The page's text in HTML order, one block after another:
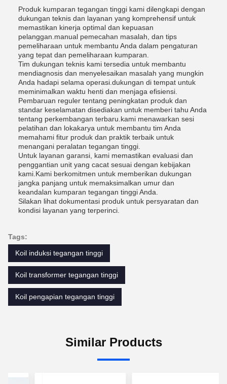
Produk kumparan tegangan tinggi kami dilengkapi dengan
dukungan teknis dan layanan yang komprehensif untuk
memastikan kinerja optimal dan kepuasan
pelanggan.manual pemecahan masalah, dan tips
pemeliharaan untuk membantu Anda dalam pengaturan
yang tepat dan pemeliharaan kumparan.
Tim dukungan teknis kami tersedia untuk membantu
mendiagnosis dan menyelesaikan masalah yang mungkin
Anda hadapi selama operasi.dukungan di tempat untuk
meminimalkan waktu henti dan menjaga efisiensi.
Pembaruan reguler tentang peningkatan produk dan
standar keselamatan disediakan untuk memberi tahu Anda
tentang perkembangan terbaru.kami menawarkan sesi
pelatihan dan lokakarya untuk membantu tim Anda
memahami fitur produk dan praktik terbaik untuk
menangani peralatan tegangan tinggi.
Untuk layanan garansi, kami memastikan evaluasi dan
penggantian unit yang cacat sesuai dengan kebijakan
kami.Kami berkomitmen untuk memberikan dukungan
jangka panjang untuk memaksimalkan umur dan
keandalan kumparan tegangan tinggi Anda.
Silakan lihat dokumentasi produk untuk persyaratan dan
kondisi layanan yang terperinci.
Tags:
Koil induksi tegangan tinggi
Koil transformer tegangan tinggi
Koil pengapian tegangan tinggi
Similar Products